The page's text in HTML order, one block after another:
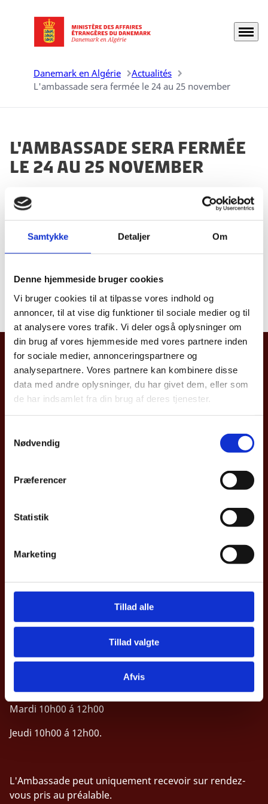
Samtykke Detaljer Om
Denne hjemmeside bruger cookies
Vi bruger cookies til at tilpasse vores indhold og
annoncer, til at vise dig funktioner til sociale medier og til
at analysere vores trafik. Vi deler også oplysninger om
din brug af vores hjemmeside med vores partnere inden
for sociale medier, annonceringspartnere og
analysepartnere. Vores partnere kan kombinere disse
data med andre oplysninger, du har givet dem, eller som
de har indsamlet fra din brug af deres tjenester.
Nødvendig
Præferencer
Statistik
Marketing
Tillad alle
Tillad valgte
Afvis
Aller à la page d'accueil Menu
Danemark en Algérie
Actualités
L'ambassade sera fermée le 24 au 25 november
L'ambassade sera fermée
le 24 au 25 november
L'ambassade sera fermée le 24 au 25 november pour
un séminaire du personnel.
En cas d’urgence vous pouvez contacter le Centre
ou BBB@um.dk.
Ambassade Royale du Danemark
07, Chemin Doudou Mokhtar
Ben Aknoun
Téléphone: +213 (0) 770 082 310
E-mail:algamb@um.dk
Contact
Les horaires de contact téléphonique à l’ambassade
sont:
Mardi 10h00 á 12h00
Jeudi 10h00 á 12h00.
L'Ambassade peut uniquement recevoir sur rendez-
vous pris au préalable.